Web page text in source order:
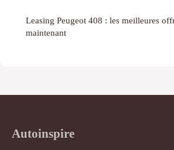
Leasing Peugeot 408 : les meilleures
maintenant
Autoinspire